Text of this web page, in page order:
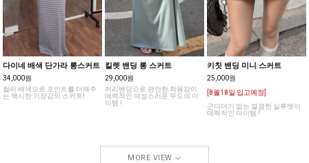
다이네 배색 단가라 롱스커트
34,000원
컬러 배색으로 포인트를 더해주
는 맥시한 기장감의 스커트!
킬렛 밴딩 롱 스커트
29,000원
허리밴딩으로 편안한 착용감이
매력적인 여성스러운 무드의 아
이템 !
키칫 밴딩 미니 스커트
25,000원
[8월18일 입고예정]
군더더기 없는 깔끔한 실루엣이
매력적인 아이템 !
MORE VIEW